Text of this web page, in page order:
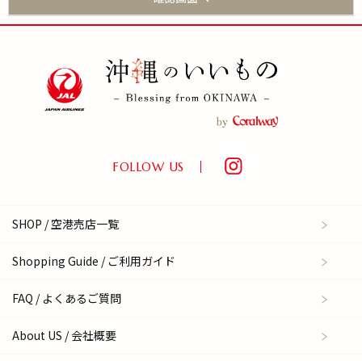
FOLLOW US
SHOP / 空港売店一覧
Shopping Guide / ご利用ガイド
FAQ / よくあるご質問
About US / 会社概要